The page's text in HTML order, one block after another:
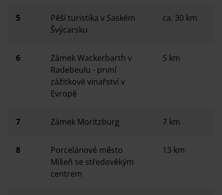
5
Pěší turistika v Saském
Švýcarsku
ca. 30 km
6
Zámek Wackerbarth v
Radebeulu - první
zážitkové vinařství v
Evropě
5 km
7 Zámek Moritzburg 7 km
8
Porcelánové město
Míšeň se středověkým
centrem
13 km